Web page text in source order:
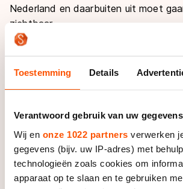
Toestemming Details
Verantwoord gebruik van uw gegevens
Wij en onze 1022 partners verwerken
gegevens (bijv. uw IP-adres) met
technologieën zoals cookies om
apparaat op te slaan en te gebruiken
Nederland en daarbuiten uit moet
zichtbaar.
duurzaam topsportklimaat, belevings-
voor fans zijn de belangrijkste pijlers
Belevings- en inspiratievolle podia
toekomst de verbinding maken